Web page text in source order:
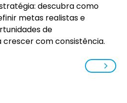
descubra como
metas realistas e
de
com consistência.